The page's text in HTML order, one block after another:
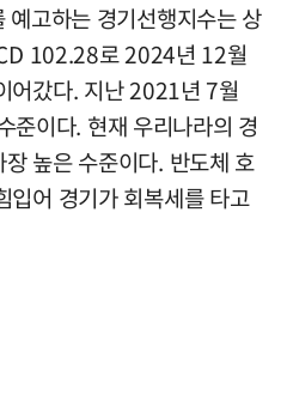
고하는 경기선행지수는 상
102.28로 2024년 12월
어갔다. 지난 2021년 7월
이다. 현재 우리나라의 경
높은 수준이다. 반도체 호
입어 경기가 회복세를 타고